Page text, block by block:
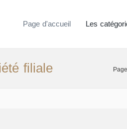
Page d'accueil Les
filiale